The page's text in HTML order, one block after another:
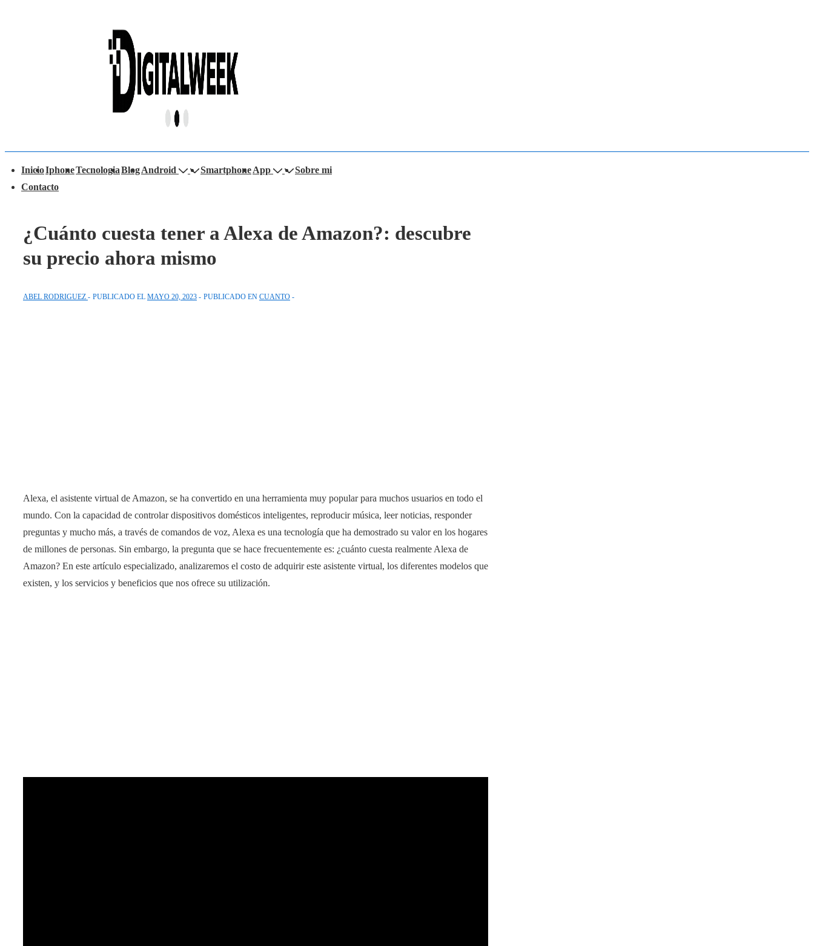
InicioIphoneTecnologiaBlogAndroid SmartphoneApp
Sobre mi
Contacto
¿Cuánto cuesta tener a Alexa de Amazon?: descubre
su precio ahora mismo
ABEL RODRIGUEZ PUBLICADO EL MAYO 20, 2023 PUBLICADO EN CUANTO
Alexa, el asistente virtual de Amazon, se ha convertido en una herramienta muy popular para muchos usuarios en todo el
mundo. Con la capacidad de controlar dispositivos domésticos inteligentes, reproducir música, leer noticias, responder
preguntas y mucho más, a través de comandos de voz, Alexa es una tecnología que ha demostrado su valor en los hogares
de millones de personas. Sin embargo, la pregunta que se hace frecuentemente es: ¿cuánto cuesta realmente Alexa de
Amazon? En este artículo especializado, analizaremos el costo de adquirir este asistente virtual, los diferentes modelos que
existen, y los servicios y beneficios que nos ofrece su utilización.